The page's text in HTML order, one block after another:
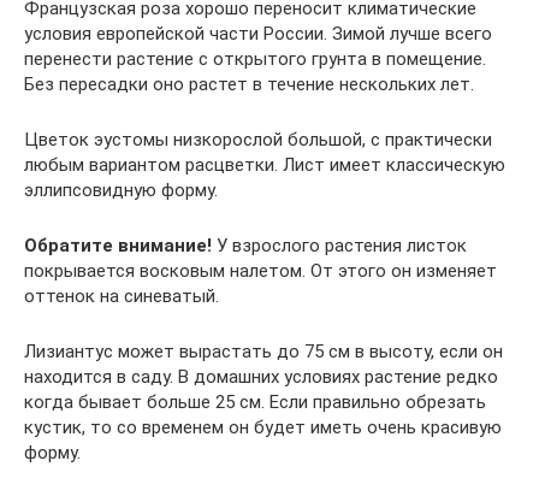
Французская роза хорошо переносит климатические
условия европейской части России. Зимой лучше всего
перенести растение с открытого грунта в помещение.
Без пересадки оно растет в течение нескольких лет.
Цветок эустомы низкорослой большой, с практически
любым вариантом расцветки. Лист имеет классическую
эллипсовидную форму.
Обратите внимание! У взрослого растения листок
покрывается восковым налетом. От этого он изменяет
оттенок на синеватый.
Лизиантус может вырастать до 75 см в высоту, если он
находится в саду. В домашних условиях растение редко
когда бывает больше 25 см. Если правильно обрезать
кустик, то со временем он будет иметь очень красивую
форму.